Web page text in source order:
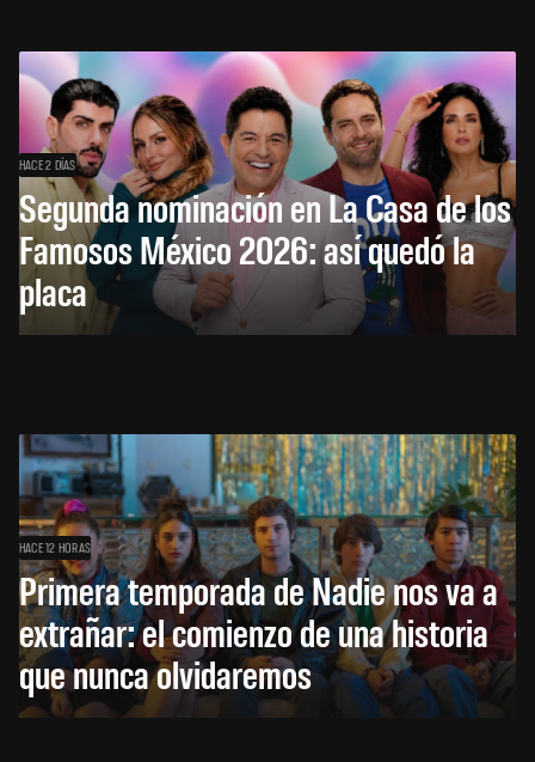
HACE 2 DÍAS
Segunda nominación en La Casa de los
Famosos México 2026: así quedó la
placa
HACE 12 HORAS
Primera temporada de Nadie nos va a
extrañar: el comienzo de una historia
que nunca olvidaremos